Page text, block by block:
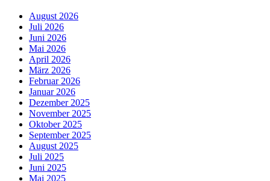
August 2026
Juli 2026
Juni 2026
Mai 2026
April 2026
März 2026
Februar 2026
Januar 2026
Dezember 2025
November 2025
Oktober 2025
September 2025
August 2025
Juli 2025
Juni 2025
Mai 2025